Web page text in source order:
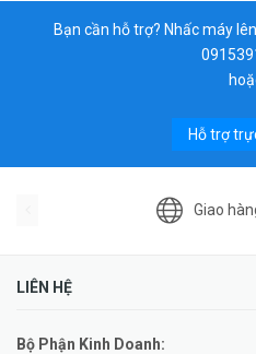
Bạn cần hỗ trợ? Nhấc máy
Hỗ trợ
Giao
LIÊN HỆ
Bộ Phận Kinh Doanh: